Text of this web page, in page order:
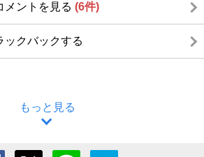
メントを見る (6件)
ックバックする
もっと見る